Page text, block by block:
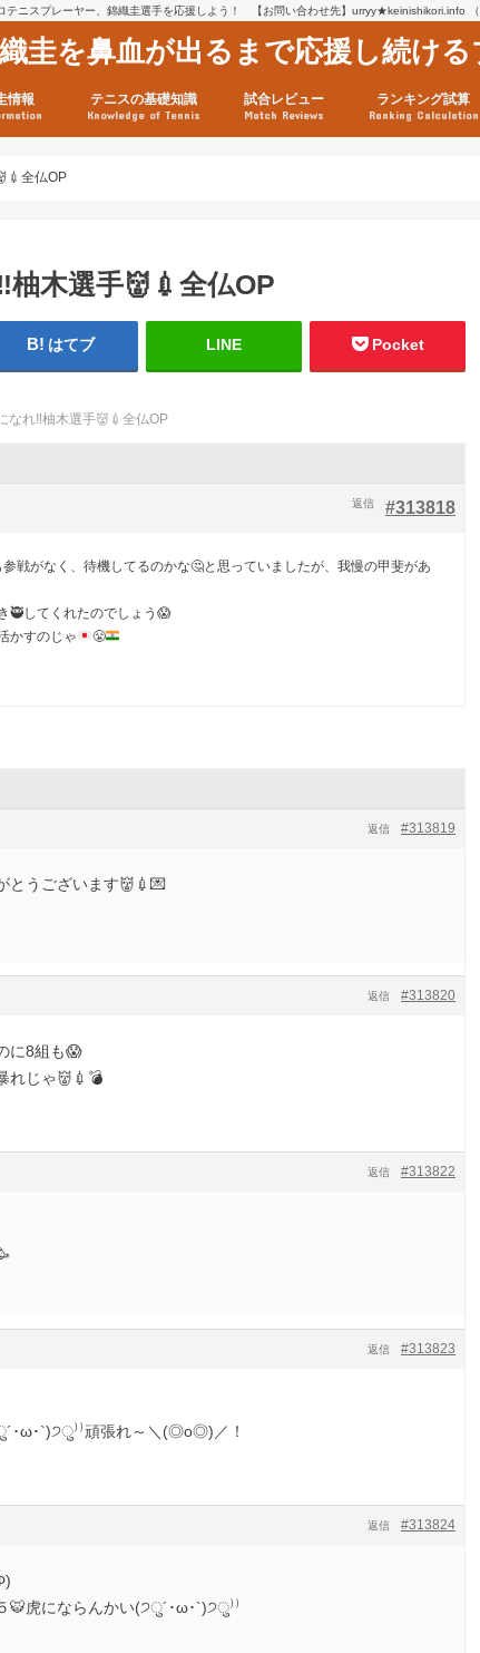
テニスプレーヤー、錦織圭選手を応援しよう！ 【お問い合わせ先】urryy★keinishikori.info
圭を鼻血が出るまで応援し続け
情報 テニスの基礎知識
Knowledge of Tennis
試合レビュー
Match Reviews
ランキング試算
Ranking Calculation
全仏OP
木選手👹💉全仏OP
はてブ LINE Pocket
なれ‼️柚木選手👹💉全仏OP
#313818
返信
戦がなく、待機してるのかな🤔と思っていましたが、我慢の甲斐があ
🥷してくれたのでしょう😱
かすのじゃ 😤
#313819
返信
とうございます👹💉💌
#313820
返信
に8組も😱
れじゃ👹💉💣
#313822
返信
#313823
返信
･ω･`)੭ु⁾⁾頑張れ～＼(◎o◎)／！
#313824
返信
🐯虎にならんかい(੭ु´･ω･`)੭ु⁾⁾